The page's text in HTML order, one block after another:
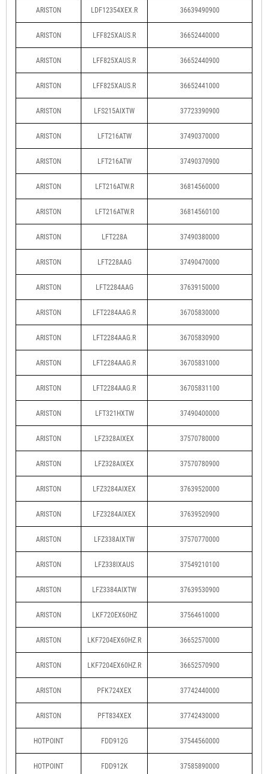
ARISTON LDF12354XEX.R 36639490900
ARISTON LFF825XAUS.R 36652440000
ARISTON LFF825XAUS.R 36652440900
ARISTON LFF825XAUS.R 36652441000
ARISTON LFS215AIXTW 37723390900
ARISTON LFT216ATW 37490370000
ARISTON LFT216ATW 37490370900
ARISTON LFT216ATW.R 36814560000
ARISTON LFT216ATW.R 36814560100
ARISTON LFT228A 37490380000
ARISTON LFT228AAG 37490470000
ARISTON LFT2284AAG 37639150000
ARISTON LFT2284AAG.R 36705830000
ARISTON LFT2284AAG.R 36705830900
ARISTON LFT2284AAG.R 36705831000
ARISTON LFT2284AAG.R 36705831100
ARISTON LFT321HXTW 37490400000
ARISTON LFZ328AIXEX 37570780000
ARISTON LFZ328AIXEX 37570780900
ARISTON LFZ3284AIXEX 37639520000
ARISTON LFZ3284AIXEX 37639520900
ARISTON LFZ338AIXTW 37570770000
ARISTON LFZ338IXAUS 37549210100
ARISTON LFZ3384AIXTW 37639530900
ARISTON LKF720EX60HZ 37564610000
ARISTON LKF7204EX60HZ.R 36652570000
ARISTON LKF7204EX60HZ.R 36652570900
ARISTON PFK724XEX 37742440000
ARISTON PFT834XEX 37742430000
HOTPOINT FDD912G 37544560000
HOTPOINT FDD912K 37585890000